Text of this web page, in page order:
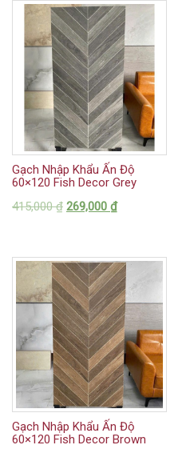
Gạch Nhập Khẩu Ấn Độ
60×120 Fish Decor Grey
415,000₫ 269,000 ₫
Gạch Nhập Khẩu Ấn Độ
60×120 Fish Decor Brown